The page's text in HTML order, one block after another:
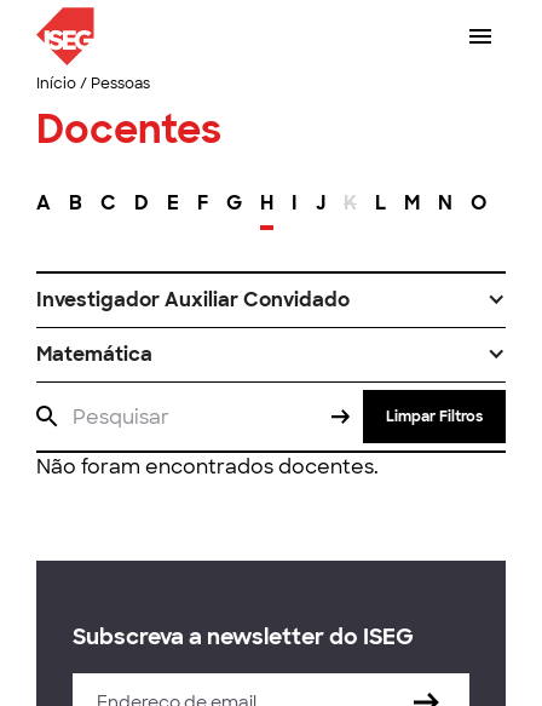
Início/ Pessoas
Docentes
A B C D E F G H I J K L M N O
Investigador Auxiliar Convidado
Matemática
Limpar Filtros
Não foram encontrados docentes.
Subscreva a newsletter do ISEG